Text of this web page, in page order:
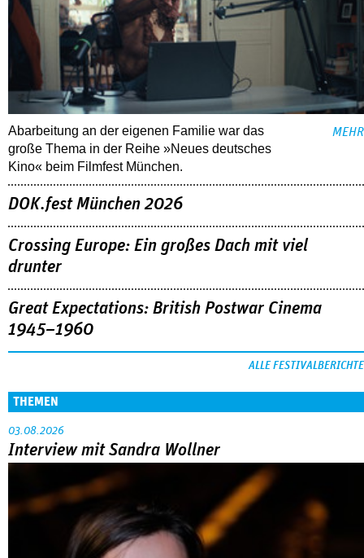
Abarbeitung an der eigenen Familie war das
große Thema in der Reihe »Neues deutsches
Kino« beim Filmfest München.
MEHR
DOK.fest München 2026
Crossing Europe: Ein großes Dach mit viel
drunter
Great Expectations: British Postwar Cinema
1945–1960
ALLE FESTIVALBERICHTE
THEMEN
03.08.2026
Interview mit Sandra Wollner